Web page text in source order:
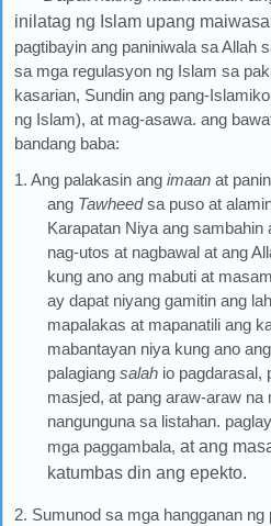
inilatag ng Islam upang
pagtibayin ang paniniwala sa Allah
sa mga regulasyon ng Islam sa
kasarian, Sundin ang pang-
ng Islam), at mag-asawa. ang
bandang baba:
1. Ang palakasin ang imaan at
ang Tawheedsa puso at
Karapatan Niya ang sambahin
nag-utos at nagbawal at ang
kung ano ang mabuti at
ay dapat niyang gamitin ang
mapalakas at mapanatili ang
mabantayan niya kung ano
palagiangsalah io pagdarasal,
masjed, at pang araw-araw na
nangunguna sa listahan.
mga paggambala,at ang
katumbas din ang epekto.
2. Sumunod sa mga hangganan